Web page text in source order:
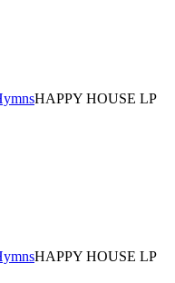
HAPPY HOUSE LP
HAPPY HOUSE LP